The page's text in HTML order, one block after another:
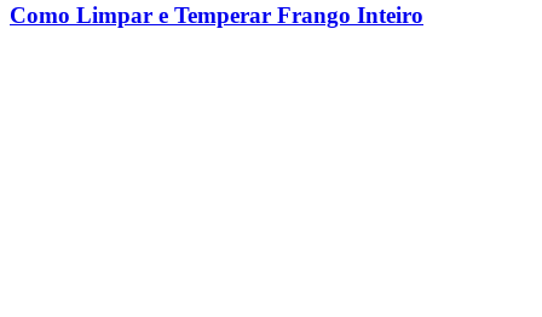
Como Limpar e Temperar Frango Inteiro